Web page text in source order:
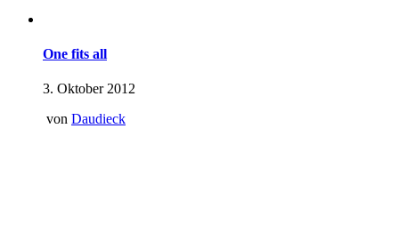
One fits all
3. Oktober 2012
von Daudieck